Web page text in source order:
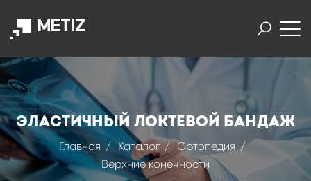
Эластичный локтевой бандаж
Главная Каталог
Ортопедия
Верхние конечности